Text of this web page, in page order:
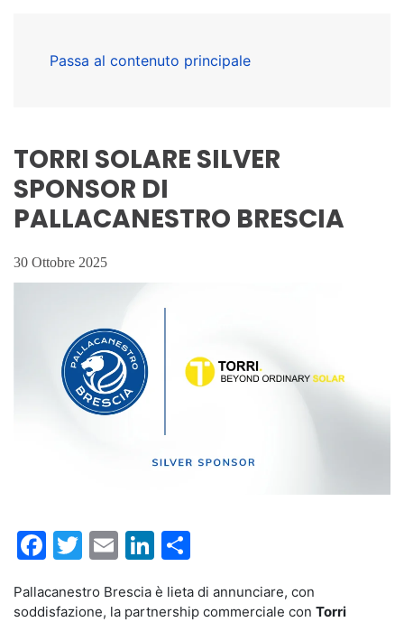
Passa al contenuto principale
TORRI SOLARE SILVER
SPONSOR DI
PALLACANESTRO BRESCIA
30 Ottobre 2025
Facebook
Twitter
EmailLinkedIn
Pallacanestro Brescia è lieta di annunciare, con
soddisfazione, la partnership commerciale con Torri